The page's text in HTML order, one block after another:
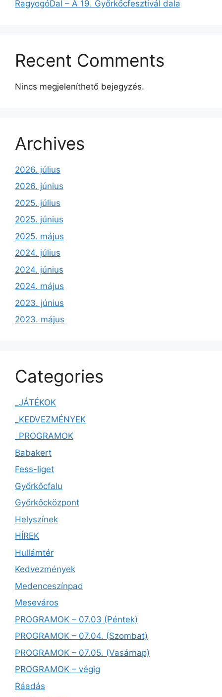
RagyogóDal – A 19. Győrkőcfesztivál dala
Recent Comments
Nincs megjeleníthető bejegyzés.
Archives
2026. július
2026. június
2025. július
2025. június
2025. május
2024. július
2024. június
2024. május
2023. június
2023. május
Categories
_JÁTÉKOK
_KEDVEZMÉNYEK
_PROGRAMOK
Babakert
Fess-liget
Győrkőcfalu
Győrkőcközpont
Helyszínek
HÍREK
Hullámtér
Kedvezmények
Medenceszínpad
Meseváros
PROGRAMOK – 07.03 (Péntek)
PROGRAMOK – 07.04. (Szombat)
PROGRAMOK – 07.05. (Vasárnap)
PROGRAMOK – végig
Ráadás